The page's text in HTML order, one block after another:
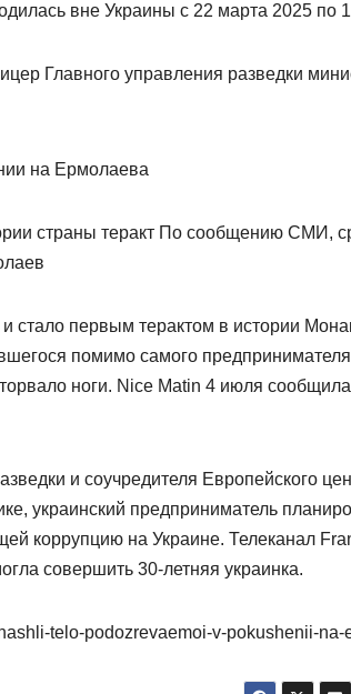
вне Украины с 22 марта 2025 по
Главного управления разведки
страны теракт По сообщению СМИ,
первым терактом в истории
помимо самого
ноги. Nice Matin 4 июля
и соучредителя Европейского
украинский предприниматель
коррупцию на Украине. Телеканал
совершить 30-летняя украинка.
telo-podozrevaemoi-v-pokushenii-na-